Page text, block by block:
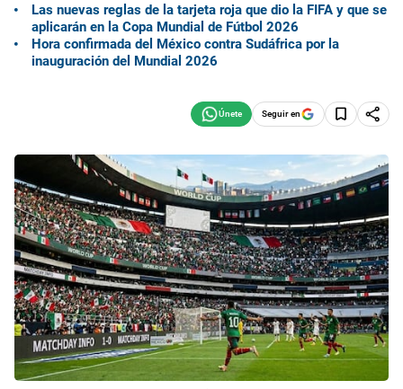
Las nuevas reglas de la tarjeta roja que dio la FIFA y que se
aplicarán en la Copa Mundial de Fútbol 2026
Hora confirmada del México contra Sudáfrica por la
inauguración del Mundial 2026
Seguir en